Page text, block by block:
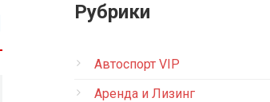
Рубрики
Автоспорт VIP
Аренда и Лизинг